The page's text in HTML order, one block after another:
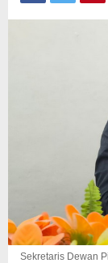
Sekretaris Dewan